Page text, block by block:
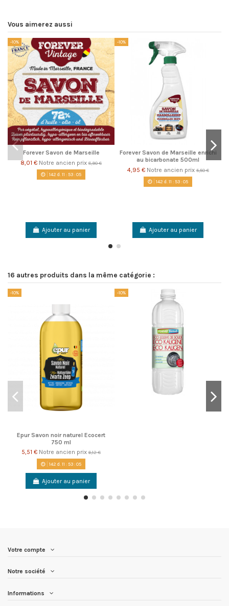
Vous aimerez aussi
-10%
Forever Savon de Marseille
8,01 € Notre ancien prix 8,90 €
142 d. 11 :53:05
Ajouter au panier
-10%
Forever Savon de Marseille enrichi
au bicarbonate 500ml
4,95 € Notre ancien prix5,50 €
142 d. 11 :53:05
Ajouter au panier
16 autres produits dans la même catégorie :
-10%
Epur Savon noir naturel Ecocert
750 ml
5,51 € Notre ancien prix 6,12 €
142 d. 11 :53:05
Ajouter au panier
-10%
Votre compte
Notre société
Informations